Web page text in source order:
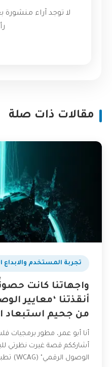
لا توجد آراء
مقالات ذات صلة
تجربة المستخدم والابداع
واجهاتنا كانت
من جحيم استبعاد
أنا أبو عمر، مطور برمجيات
أشارككم قصة غيرت نظرتي
الوصول الرقمي" (WCAG) تطبيقاتنا من قلاع مغلقة إلى...